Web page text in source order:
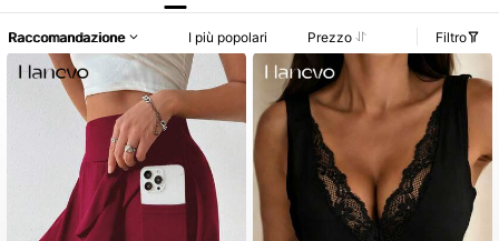
Raccomandazione I più popolari Prezzo Filtro